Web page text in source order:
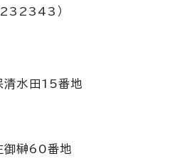
）
清水田15番地
御榊60番地